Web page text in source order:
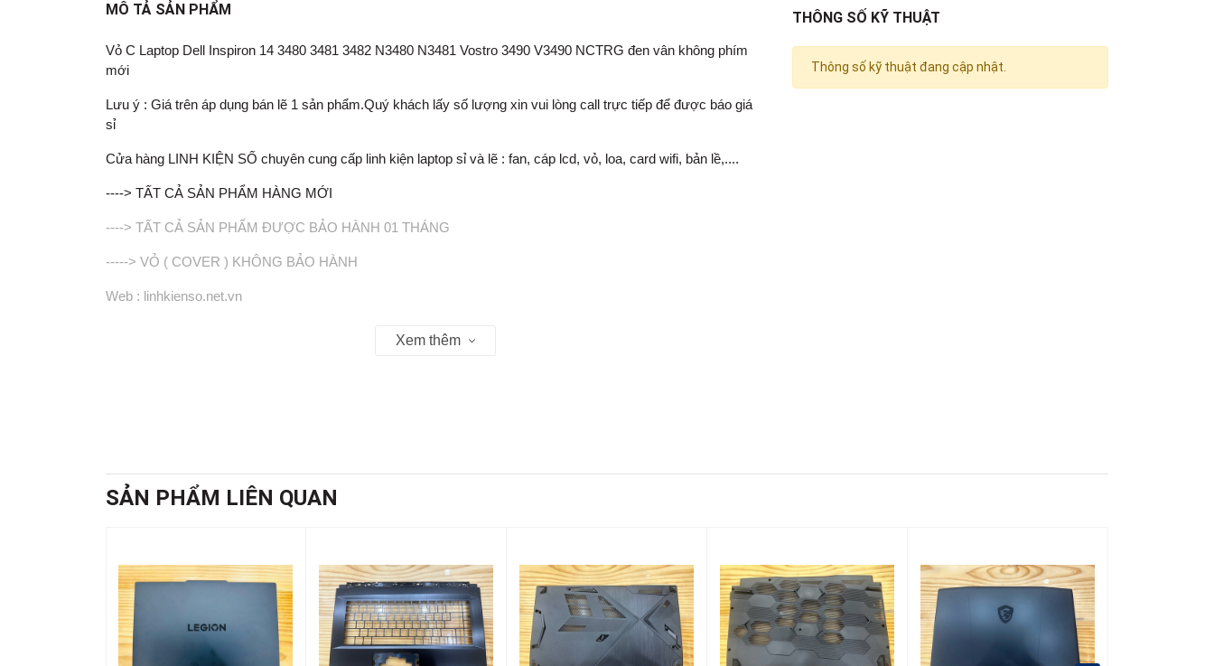
MÔ TẢ SẢN PHẨM
Vỏ C Laptop Dell Inspiron 14 3480 3481 3482 N3480 N3481 Vostro 3490 V3490 NCTRG đen vân không phím
mới
Lưu ý : Giá trên áp dụng bán lẽ 1 sản phẩm.Quý khách lấy số lượng xin vui lòng call trực tiếp để được báo giá
sỉ
Cửa hàng LINH KIỆN SỐ chuyên cung cấp linh kiện laptop sỉ và lẽ : fan, cáp lcd, vỏ, loa, card wifi, bản lề,....
----> TẤT CẢ SẢN PHẨM HÀNG MỚI
----> TẤT CẢ SẢN PHẨM ĐƯỢC BẢO HÀNH 01 THÁNG
-----> VỎ ( COVER ) KHÔNG BẢO HÀNH
Web : linhkienso.net.vn
163/24/57 Tô Hiến Thành Phường 13 Quận 10 , Tp Hồ Chí Minh
Xem thêm
THÔNG SỐ KỸ THUẬT
Thông số kỹ thuật đang cập nhật.
SẢN PHẨM LIÊN QUAN